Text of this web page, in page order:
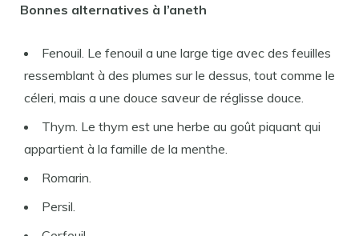
Bonnes alternatives à l’aneth
Fenouil. Le fenouil a une large tige avec des feuilles
ressemblant à des plumes sur le dessus, tout comme le
céleri, mais a une douce saveur de réglisse douce.
Thym. Le thym est une herbe au goût piquant qui
appartient à la famille de la menthe.
Romarin.
Persil.